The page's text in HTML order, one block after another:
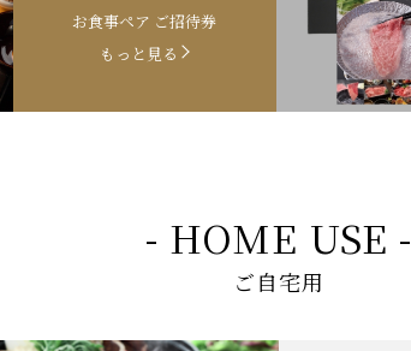
お食事ペア ご招待券
もっと見る
- HOME USE -
ご自宅用